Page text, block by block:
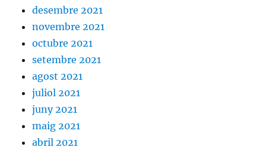
desembre 2021
novembre 2021
octubre 2021
setembre 2021
agost 2021
juliol 2021
juny 2021
maig 2021
abril 2021